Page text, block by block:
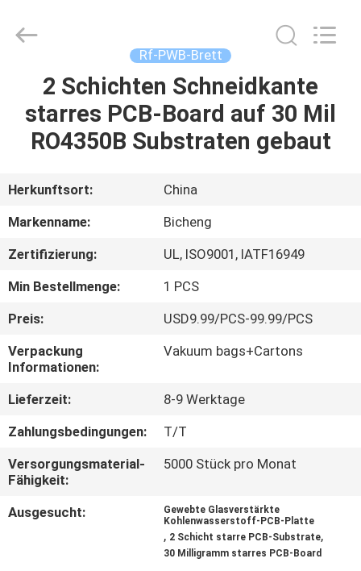
HAUSE
VIDEOS
ÜBER
UNS
WERKSBESICHTIGUNG
QUALITÄTSKONTROLLE
MIT
UNS
Rf-PWB-Brett
2 Schichten Schneidkante
starres PCB-Board auf 30 Mil
RO4350B Substraten gebaut
Herkunftsort:
China
Markenname:
Bicheng
Zertifizierung:
UL, ISO9001, IATF16949
Min Bestellmenge:
1 PCS
Preis:
USD9.99/PCS-99.99/PCS
Verpackung
Informationen:
Vakuum bags+Cartons
Lieferzeit:
8-9 Werktage
Zahlungsbedingungen:
T/T
Versorgungsmaterial-
Fähigkeit:
5000 Stück pro Monat
Ausgesucht:
Gewebte Glasverstärkte
Kohlenwasserstoff-PCB-Platte
, 2 Schicht starre PCB-Substrate,
30 Milligramm starres PCB-Board